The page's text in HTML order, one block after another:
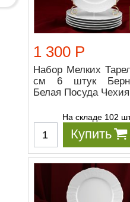
1 300 Р
Набор Мелких
см 6 штук
Белая Посуда Чехия
На складе 102
Купить